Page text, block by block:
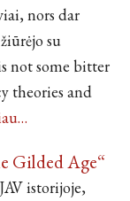
nors dar
su
not some bitter
theories and
Gilded Age“
istorijoje,